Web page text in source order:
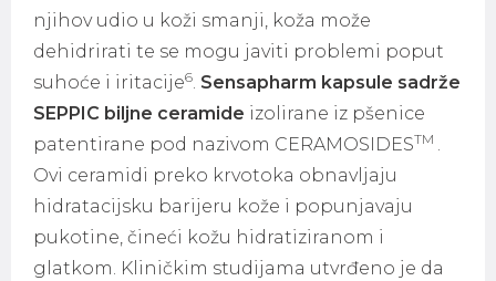
njihov udio u koži smanji, koža može
dehidrirati te se mogu javiti problemi poput
suhoće i iritacije6. Sensapharm kapsule sadrže
SEPPIC biljne ceramide izolirane iz pšenice
patentirane pod nazivom CERAMOSIDESTM .
Ovi ceramidi preko krvotoka obnavljaju
hidratacijsku barijeru kože i popunjavaju
pukotine, čineći kožu hidratiziranom i
glatkom. Kliničkim studijama utvrđeno je da